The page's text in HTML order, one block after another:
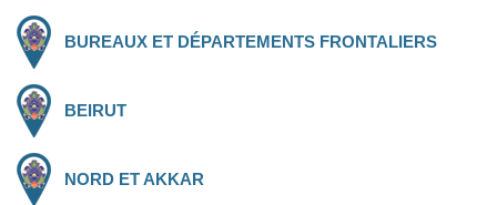
BUREAUX ET DÉPARTEMENTS FRONTALIERS
BEIRUT
NORD ET AKKAR